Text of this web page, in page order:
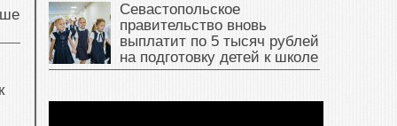
Севастопольское
правительство вновь
выплатит по 5 тысяч рублей
на подготовку детей к школе